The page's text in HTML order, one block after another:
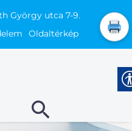
György utca 7-9.
Oldaltérkép